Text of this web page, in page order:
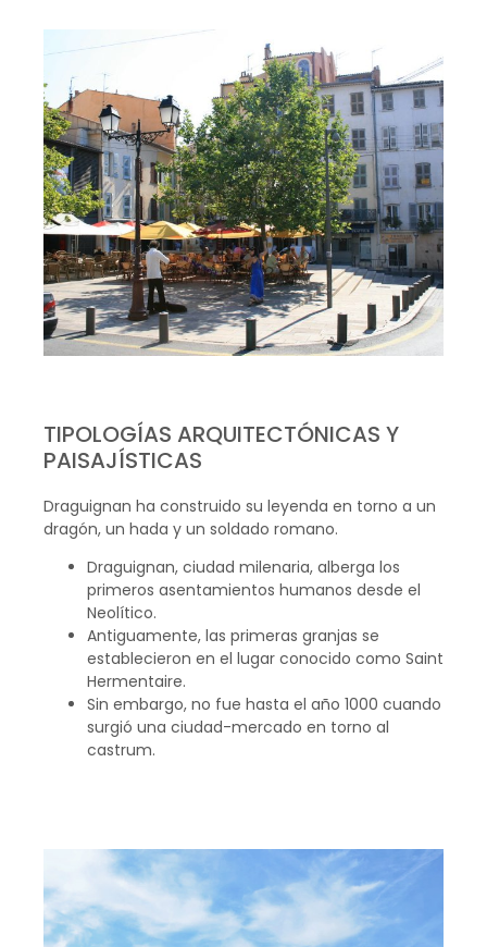
TIPOLOGÍAS ARQUITECTÓNICAS Y
PAISAJÍSTICAS
Draguignan ha construido su leyenda en torno a un
dragón, un hada y un soldado romano.
Draguignan, ciudad milenaria, alberga los
primeros asentamientos humanos desde el
Neolítico.
Antiguamente, las primeras granjas se
establecieron en el lugar conocido como Saint
Hermentaire.
Sin embargo, no fue hasta el año 1000 cuando
surgió una ciudad-mercado en torno al
castrum.